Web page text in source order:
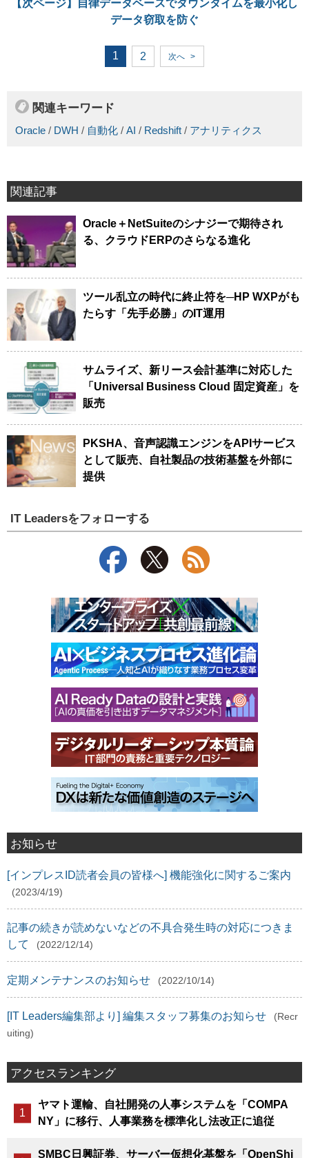
【次ページ】
自律データベースでダウンタイムを最小化し
データ窃取を防ぐ
1 2 次へ >
関連キーワード
Oracle / DWH / 自動化 / AI / Redshift / アナリティクス
関連記事
Oracle＋NetSuiteのシナジーで期待され
る、クラウドERPのさらなる進化
ツール乱立の時代に終止符を─HP WXPがも
たらす「先手必勝」のIT運用
サムライズ、新リース会計基準に対応した
「Universal Business Cloud 固定資産」を
販売
PKSHA、音声認識エンジンをAPIサービス
として販売、自社製品の技術基盤を外部に
提供
IT Leadersをフォローする
お知らせ
[インプレスID読者会員の皆様へ] 機能強化に関するご案内
(2023/4/19)
記事の続きが読めないなどの不具合発生時の対応につきま
して
(2022/12/14)
定期メンテナンスのお知らせ (2022/10/14)
[IT Leaders編集部より] 編集スタッフ募集のお知らせ
(Recr
uiting)
アクセスランキング
ヤマト運輸、自社開発の人事システムを「COMPA
NY」に移行、人事業務を標準化し法改正に追従
SMBC日興証券、サーバー仮想化基盤を「OpenShi